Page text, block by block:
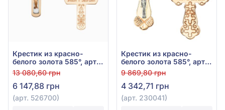
Крестик из красно-
белого золота 585°, арт.
526700
13 080,60 грн
6 147,88 грн
(арт. 526700)
Крестик из красно-
белого золота 585°, арт.
230041
9 869,80 грн
4 342,71 грн
(арт. 230041)